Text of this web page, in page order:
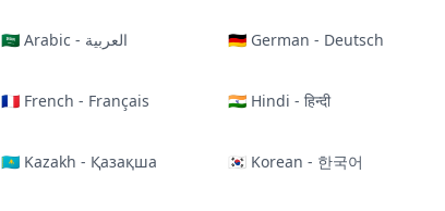
🇸🇦 Arabic - العربية 🇩🇪 German - Deutsch
🇫🇷 French - Français 🇮🇳 Hindi - हिन्दी
🇰🇿 Kazakh - Қазақша 🇰🇷 Korean - 한국어